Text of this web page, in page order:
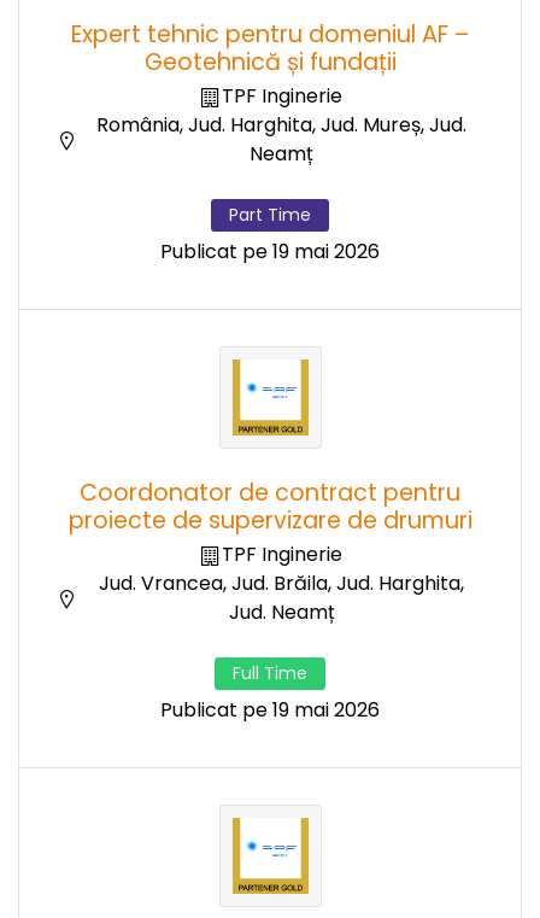
Expert tehnic pentru domeniul AF –
Geotehnică și fundații
TPF Inginerie
România, Jud. Harghita, Jud. Mureș, Jud.
Neamț
Part Time
Publicat pe 19 mai 2026
Coordonator de contract pentru
proiecte de supervizare de drumuri
TPF Inginerie
Jud. Vrancea, Jud. Brăila, Jud. Harghita,
Jud. Neamț
Full Time
Publicat pe 19 mai 2026